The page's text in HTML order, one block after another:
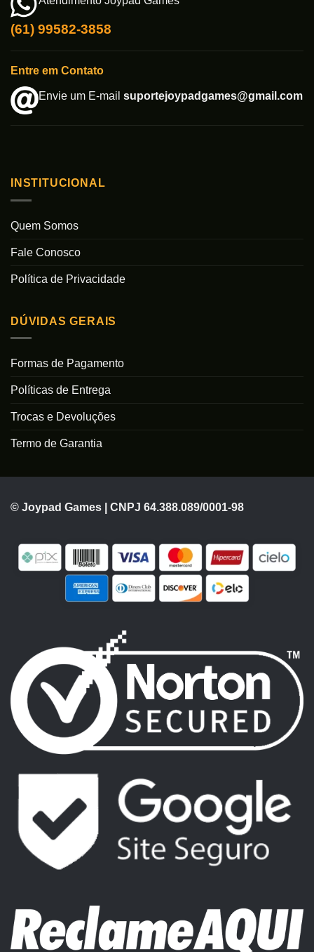
(61) 99582-3858
Entre em Contato
Envie um E-mail suportejoypadgames@gmail.com
INSTITUCIONAL
Quem Somos
Fale Conosco
Política de Privacidade
DÚVIDAS GERAIS
Formas de Pagamento
Políticas de Entrega
Trocas e Devoluções
Termo de Garantia
© Joypad Games | CNPJ 64.388.089/0001-98